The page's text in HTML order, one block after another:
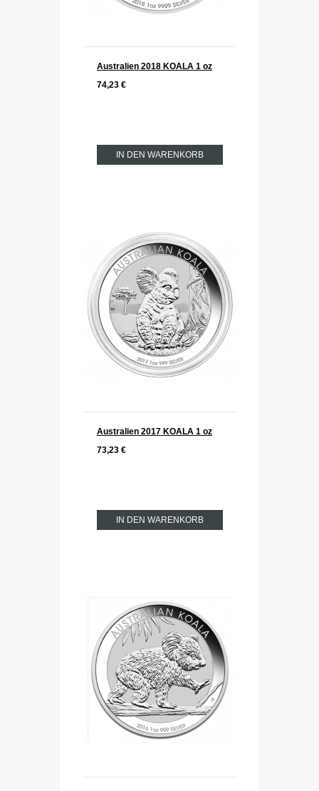
Australien 2018 KOALA 1 oz
74,23 €
IN DEN WARENKORB
Australien 2017 KOALA 1 oz
73,23 €
IN DEN WARENKORB